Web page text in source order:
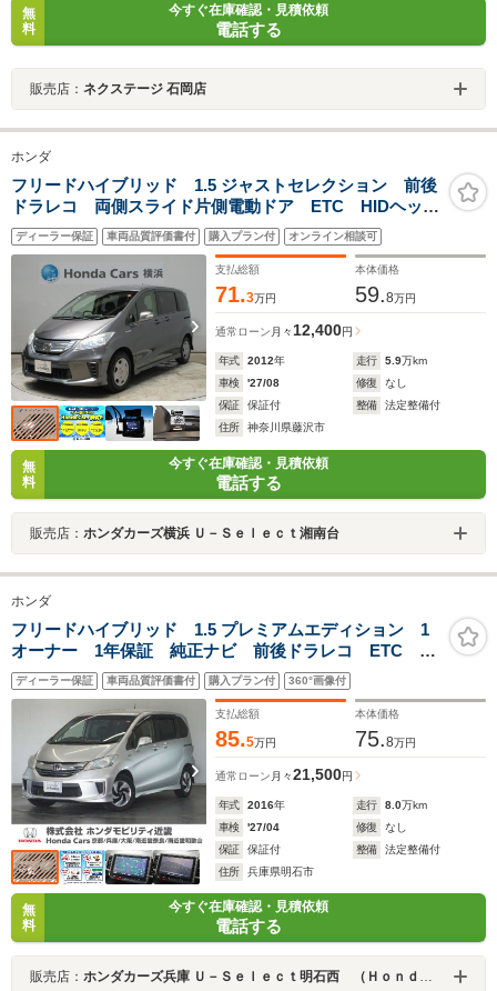
無
料
今すぐ在庫確認・見積依頼
電話する
販売店： ネクステージ 石岡店
ホンダ
フリードハイブリッド 1.5 ジャストセレクション 前後
ドラレコ 両側スライド片側電動ドア ETC HIDヘッド
ライト オートライト ワンオーナー フロアマッ
ト アイドリングストップ クルーズコントロール
オートエアコン
ディーラー保証 車両品質評価書付 購入プラン付 オンライン相談可
支払総額
71.3万円
本体価格
59.8万円
通常ローン 月々 12,400円
年式 2012年 走行 5.9万km
車検
'27/08 修復
なし
保証
保証付 整備
法定整備付
住所
神奈川県藤沢市
無
料
今すぐ在庫確認・見積依頼
電話する
販売店： ホンダカーズ横浜 Ｕ－Ｓｅｌｅｃｔ湘南台
ホンダ
フリードハイブリッド 1.5 プレミアムエディション 1
オーナー 1年保証 純正ナビ 前後ドラレコ ETC 禁
煙車 バックカメラ 両側電動スライドドア クルーズ
コントロール Bluetooth スマートキー(2個) 横滑り防
止装置 HIDヘッドライト
ディーラー保証 車両品質評価書付 購入プラン付 360°画像付
支払総額
85.5万円
本体価格
75.8万円
通常ローン 月々21,500円
年式 2016年 走行 8.0万km
車検
'27/04 修復
なし
保証
保証付 整備
法定整備付
住所
兵庫県明石市
無
料
今すぐ在庫確認・見積依頼
電話する
販売店： ホンダカーズ兵庫 Ｕ－Ｓｅｌｅｃｔ明石西 （Ｈｏｎｄａ認定中古車取扱店）